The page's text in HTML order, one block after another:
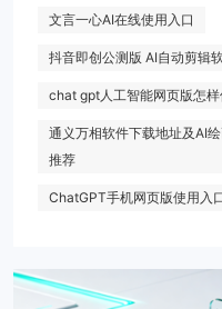
文言一心AI在线使用入口
抖音即创公测版 AI自动剪辑
chat gpt人工智能网页版怎样
通义万相软件下载地址及AI
推荐
ChatGPT手机网页版使用入